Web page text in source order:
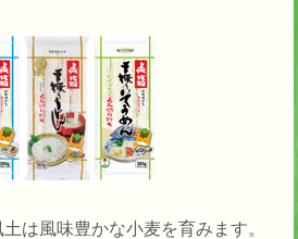
は風味豊かな小麦を育みます。